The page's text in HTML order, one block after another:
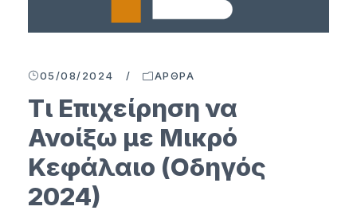
05/08/2024 / ΆΡΘΡΑ
Τι Επιχείρηση να
Ανοίξω με Μικρό
Κεφάλαιο (Οδηγός
2024)